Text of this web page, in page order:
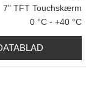
7" TFT Touchskærm
0 °C - +40 °C